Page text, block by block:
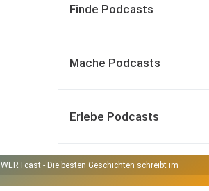
Finde Podcasts
Mache Podcasts
Erlebe Podcasts
WERTcast - Die besten Geschichten schreibt immer